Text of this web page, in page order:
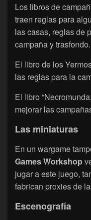
Los libros de
traen reglas para
las casas, reglas de
campaña y trasfondo.
El libro de los
las reglas para la
El libro
mejorar las
Las miniaturas
En un wargame
Games Workshop
jugar a este juego,
fabrican proxies de
Escenografía